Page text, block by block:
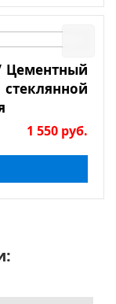
/ Цементный
1 550 руб.